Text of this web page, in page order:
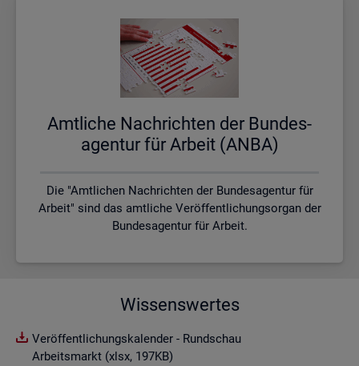
Amt­li­che Nach­rich­ten der Bun­des­
agen­tur für Ar­beit (ANBA)
Die "Amtlichen Nachrichten der Bundesagentur für
Arbeit" sind das amtliche Veröffentlichungsorgan der
Bundesagentur für Arbeit.
Wissenswertes
Veröffentlichungskalender - Rundschau
Arbeitsmarkt (xlsx, 197KB)